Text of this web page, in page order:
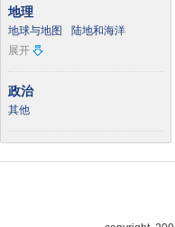
地理
地球与地图
陆地和海洋
展开
政治
其他